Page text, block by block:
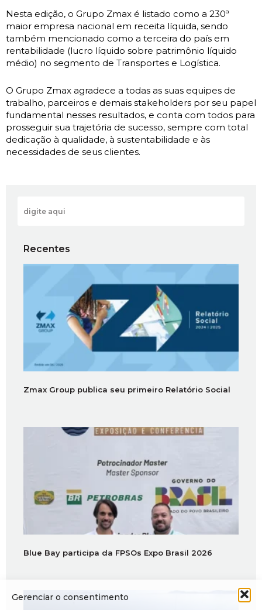
Gerenciar o consentimento
Nesta edição, o Grupo Zmax é listado como a 230ª
maior empresa nacional em receita líquida, sendo
também mencionado como a terceira do país em
rentabilidade (lucro líquido sobre patrimônio líquido
médio) no segmento de Transportes e Logística.
O Grupo Zmax agradece a todas as suas equipes de
trabalho, parceiros e demais stakeholders por seu papel
fundamental nesses resultados, e conta com todos para
prosseguir sua trajetória de sucesso, sempre com total
dedicação à qualidade, à sustentabilidade e às
necessidades de seus clientes.
Recentes
Zmax Group publica seu primeiro Relatório Social
Blue Bay participa da FPSOs Expo Brasil 2026